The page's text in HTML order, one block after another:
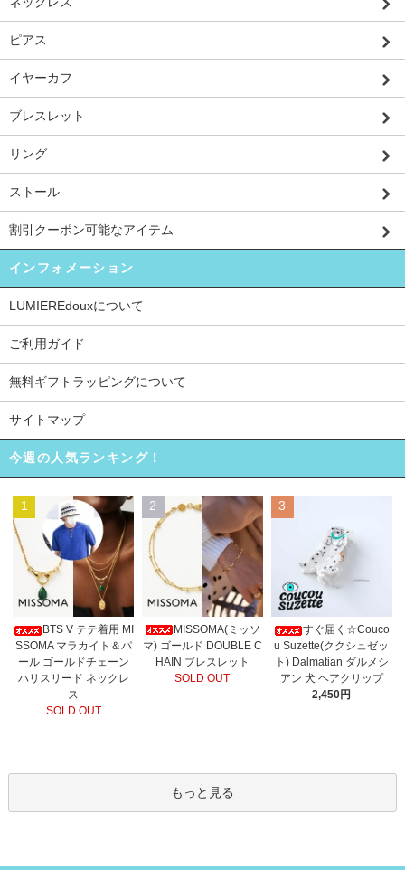
ピアス
イヤーカフ
ブレスレット
リング
ストール
割引クーポン可能なアイテム
インフォメーション
LUMIEREdouxについて
ご利用ガイド
無料ギフトラッピングについて
サイトマップ
今週の人気ランキング！
1
BTS V テテ着用 MI
SSOMA マラカイト＆パ
ール ゴールドチェーン
ハリスリード ネックレ
ス
SOLD OUT
2
MISSOMA(ミッソ
マ) ゴールド DOUBLE C
HAIN ブレスレット
SOLD OUT
3
すぐ届く☆Couco
u Suzette(ククシュゼッ
ト) Dalmatian ダルメシ
アン 犬 ヘアクリップ
2,450円
もっと見る